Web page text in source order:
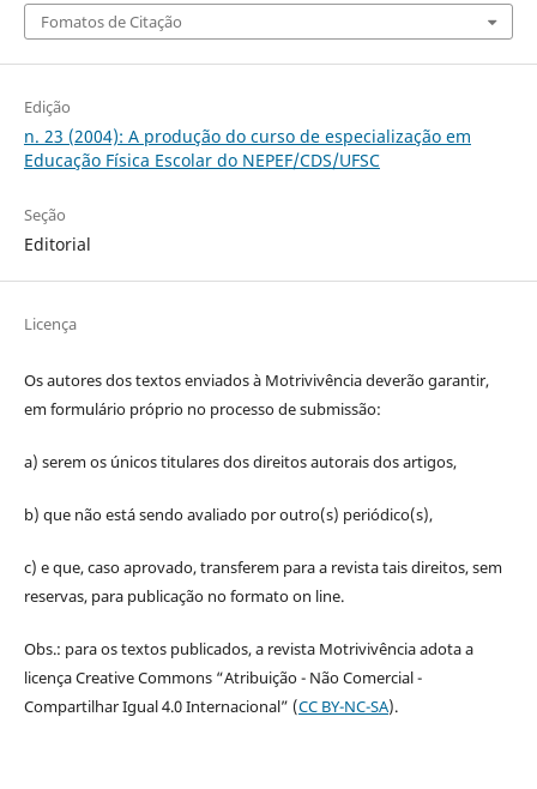
Fomatos de Citação
Edição
n. 23 (2004): A produção do curso de especialização em
Educação Física Escolar do NEPEF/CDS/UFSC
Seção
Editorial
Licença
Os autores dos textos enviados à Motrivivência deverão garantir,
em formulário próprio no processo de submissão:
a) serem os únicos titulares dos direitos autorais dos artigos,
b) que não está sendo avaliado por outro(s) periódico(s),
c) e que, caso aprovado, transferem para a revista tais direitos, sem
reservas, para publicação no formato on line.
Obs.: para os textos publicados, a revista Motrivivência adota a
licença Creative Commons “Atribuição - Não Comercial -
Compartilhar Igual 4.0 Internacional” (CC BY-NC-SA).